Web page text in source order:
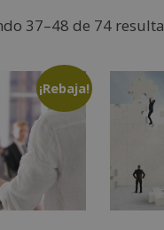
37–48 de 74
¡Rebaja!